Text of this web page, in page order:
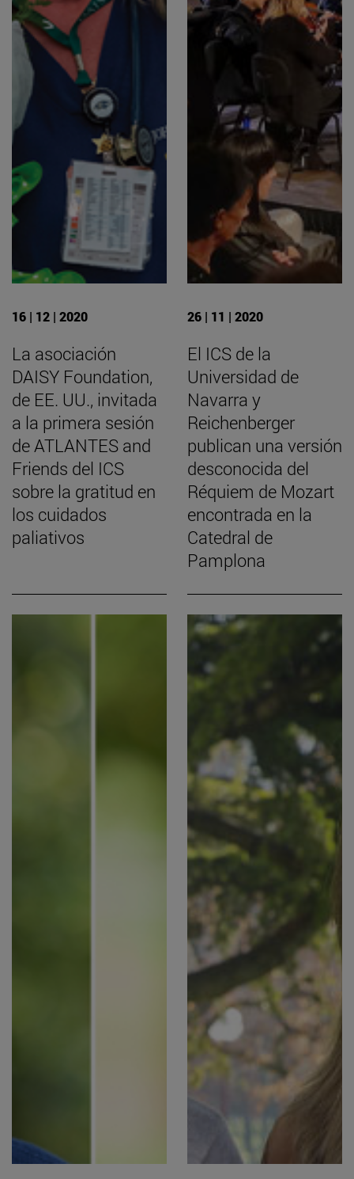
16 | 12 | 2020
La asociación
DAISY Foundation,
de EE. UU., invitada
a la primera sesión
de ATLANTES and
Friends del ICS
sobre la gratitud en
los cuidados
paliativos
26 | 11 | 2020
El ICS de la
Universidad de
Navarra y
Reichenberger
publican una versión
desconocida del
Réquiem de Mozart
encontrada en la
Catedral de
Pamplona